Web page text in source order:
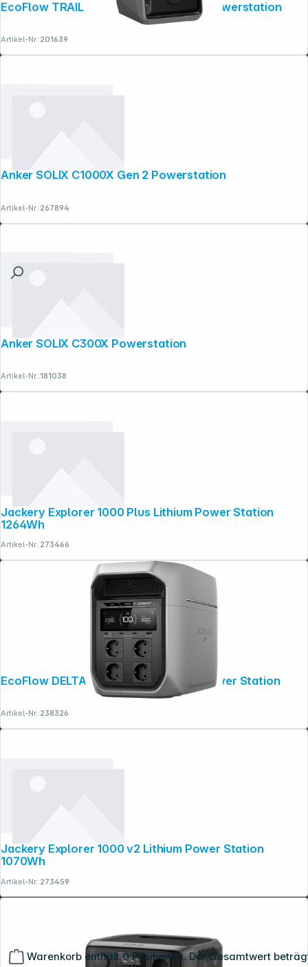
Warenkorb enthält 0 Positionen. Der Gesamtwert
EcoFlow TRAIL Plus 300 DC Portable Powerstation
Artikel-Nr.:201639
Anker SOLIX C1000X Gen 2 Powerstation
Artikel-Nr.:267894
Anker SOLIX C300X Powerstation
Artikel-Nr.:181038
Jackery Explorer 1000 Plus Lithium Power Station
1264Wh
Artikel-Nr.:273466
EcoFlow DELTA 3 Max Plus Portable Power Station
Artikel-Nr.:238326
Jackery Explorer 1000 v2 Lithium Power Station
1070Wh
Artikel-Nr.:273459